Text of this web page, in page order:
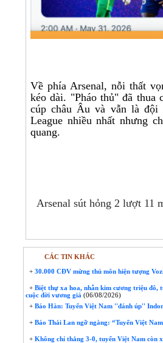
Về phía Arsenal, nỗi thất
kéo dài. "Pháo thủ" đã thua
cúp châu Âu và vẫn là đội
League nhiều nhất nhưng
quang.
Arsenal sút hỏng 2 lượt 11
CÁC TIN KHÁC
+ 30.000 CĐV mừng thủ môn hiện tượng
+ Biệt thự xa hoa, nhẫn kim cương triệu đô,
cuộc đời vương giả (06/08/2026)
+ Báo Hàn: Tuyển Việt Nam ''đánh úp''
+ Báo Thái Lan ngỡ ngàng: “Tuyển Việt
+ Không chỉ thắng 3-0, tuyển Việt Nam còn